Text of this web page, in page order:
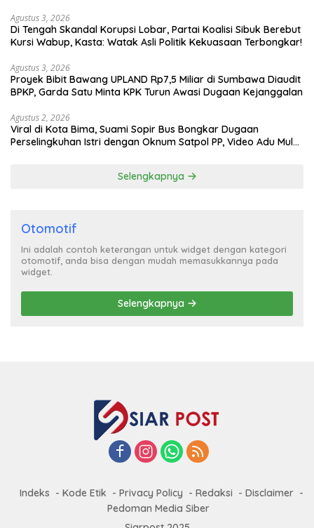
Agustus 3, 2026
Di Tengah Skandal Korupsi Lobar, Partai Koalisi Sibuk Berebut
Kursi Wabup, Kasta: Watak Asli Politik Kekuasaan Terbongkar!
Agustus 3, 2026
Proyek Bibit Bawang UPLAND Rp7,5 Miliar di Sumbawa Diaudit
BPKP, Garda Satu Minta KPK Turun Awasi Dugaan Kejanggalan
Agustus 2, 2026
Viral di Kota Bima, Suami Sopir Bus Bongkar Dugaan
Perselingkuhan Istri dengan Oknum Satpol PP, Video Adu Mulut
Selengkapnya
Otomotif
Ini adalah contoh keterangan untuk widget dengan kategori
otomotif, anda bisa dengan mudah memasukkannya pada
widget.
Selengkapnya
Indeks Kode Etik Privacy Policy Redaksi
Disclaimer
Pedoman Media Siber